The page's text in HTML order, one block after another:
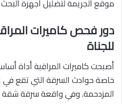
موقع الجريمة لتضليل أجهزة البحث
دور فحص كاميرات
للجناة
أصبحت كاميرات المراقبة أداة
خاصة حوادث السرقة التي تقع في
المزدحمة. وفي واقعة سرقة شقة